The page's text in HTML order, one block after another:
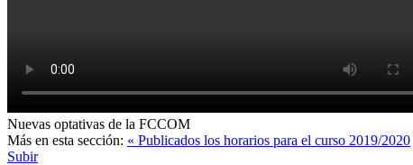
Nuevas optativas de la FCCOM
Más en esta sección: « Publicados los horarios para el curso 2019/2020
Subir